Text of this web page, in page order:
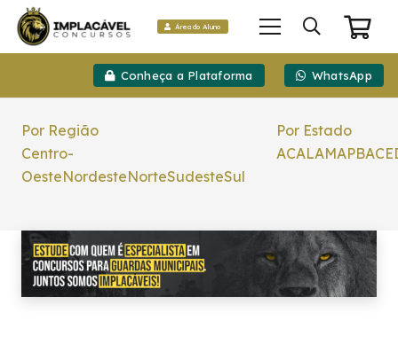
Área do Aluno
Conheça a Plataforma WhatsApp
Por Região
Centro-
OesteNordesteNorteSudesteSul
Por Estado
ACALAMAPBACE